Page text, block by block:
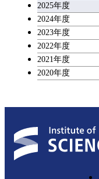
2025年度
2024年度
2023年度
2022年度
2021年度
2020年度